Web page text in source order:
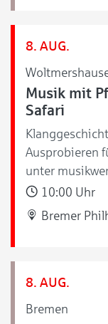
8. AUG.
Musik mit
Safari
Ausprobieren
unter
10:00 Uhr
Bremer
8. AUG.
Bremen